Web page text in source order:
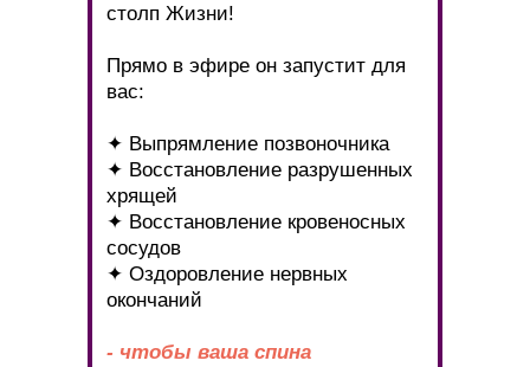
столп Жизни!
Прямо в эфире он запустит для
вас:
✦ Выпрямление позвоночника
✦ Восстановление разрушенных
хрящей
✦ Восстановление кровеносных
сосудов
✦ Оздоровление нервных
окончаний
- чтобы ваша спина